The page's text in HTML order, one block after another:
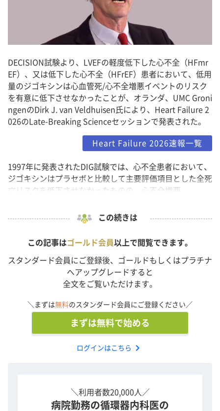
DECISION試験より、LVEFの軽度低下した心不全（HFmr
EF）、又は低下した心不全（HFrEF）患者において、低用
量のジゴキシンは心血管死/心不全増悪イベントのリスク
を有意に低下させなかったことが、オランダ、UMC Groni
ngenのDirk J. van Veldhuisen氏により、Heart Failure 2
026のLate-Breaking Scienceセッションで発表された。
Heart Failure 2026速報一覧
1997年に発表されたDIG試験では、心不全患者において、
ジゴキシンはプラセボと比較して主要評価項目とした全死
亡リスクを低下させなかったものの、心不全増悪...
この続きは
この記事はゴールド会員以上で閲覧できます。
スタンダード会員にご登録後、ゴールドもしくはプラチナ
へアップグレードすると
全文をご覧いただけます。
＼まずは無料のスタンダード会員にご登録ください／
まずは無料で始める
ログインはこちら chevron_right
＼利用者数20,000人／
病院勤務の循環器内科医の